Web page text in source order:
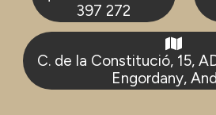
397 272
C. de la Constitució, 15,
Engordany,